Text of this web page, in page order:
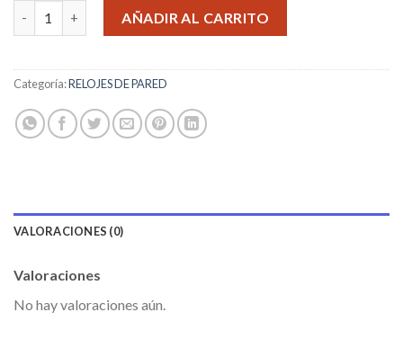
RELOJES DE PARED 002 / 003 / 008 cantidad
AÑADIR AL CARRITO
Categoría:RELOJES DE PARED
VALORACIONES (0)
Valoraciones
No hay valoraciones aún.